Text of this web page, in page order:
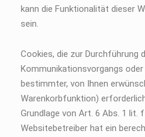
kann die Funktionalität dieser
sein.
Cookies, die zur Durchführung
Kommunikationsvorgangs
bestimmter, von Ihnen
Warenkorbfunktion)
Grundlage von Art. 6 Abs. 1 lit.
Websitebetreiber hat ein